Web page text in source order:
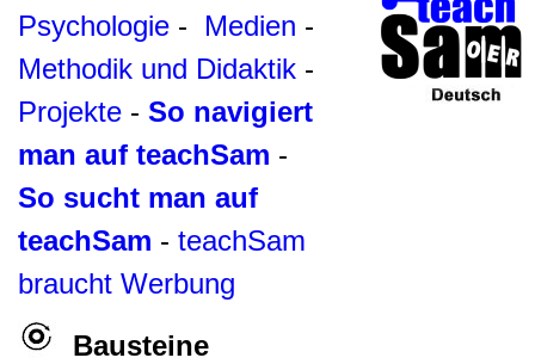
Psychologie - Medien -
Methodik und Didaktik -
Projekte - So navigiert
man auf teachSam -
So sucht man auf
teachSam - teachSam
braucht Werbung
Bausteine